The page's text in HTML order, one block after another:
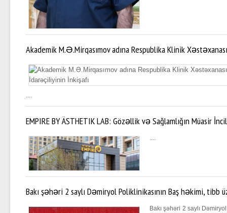
Akademik M.Ə.Mirqasımov adına Respublika Klinik
İdarəçiliyinin İnkişafı
EMPIRE BY ÄSTHETIK LAB: Gözəllik və Sağlamlığın Müasir
Bakı şəhəri 2 saylı Dəmiryol Poliklinikasının Baş həkimi,
Həmzə Həsənov - "Peşəkar səhiyyə işçisi. Hipokrat andına
Bakı şəhəri 2 saylı